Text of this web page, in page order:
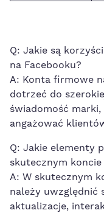
Q: Jakie są
na Facebooku?
A: Konta ⁤firmowe
dotrzeć do‍
świadomość marki,
angażować⁣
Q: Jakie ⁢elementy
skutecznym
A: W ‍skutecznym
⁢należy uwzględnić
aktualizacje,⁤